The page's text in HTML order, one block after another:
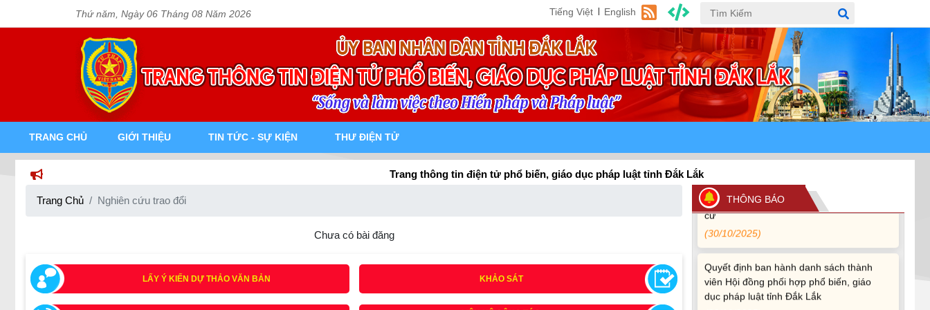
Thứ năm, Ngày 06 Tháng 08 Năm 2026 Tiếng Việt English
TRANG CHỦ GIỚI THIỆU TIN TỨC - SỰ KIỆN THƯ ĐIỆN TỬ
Trang thông tin điện tử phổ biến, giáo dục pháp luật tỉnh Đắk Lắk
Trang Chủ Nghiên cứu trao đổi
Chưa có bài đăng
LẤY Ý KIẾN DỰ THẢO VĂN BẢN KHẢO SÁT
THÔNG BÁO
Quy định xử phạt vi phạm vi định giao
thông đường bộ theo Nghị định 168
(13/11/2025)
Tài liệu hỏi đáp văn kiện đại hội Đảng bộ
tỉnh Đắk Lắk lần thứ I
cử
(30/10/2025)
Quyết định ban hành danh sách thành
viên Hội đồng phối hợp phổ biến, giáo
dục pháp luật tỉnh Đắk Lắk
(22/10/2025)